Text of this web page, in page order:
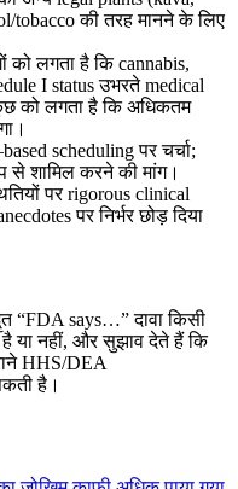
tobacco की तरह मानने के लिए
को लगता है कि cannabis,
I status उभरते medical
को लगता है कि अधिकतम
scheduling पर चर्चा;
से शामिल करने की मांग।
पर rigorous clinical
पर निर्भर छोड़ दिया
“FDA says…” दावा किसी
या नहीं, और सुझाव देते हैं कि
HHS/DEA
है।